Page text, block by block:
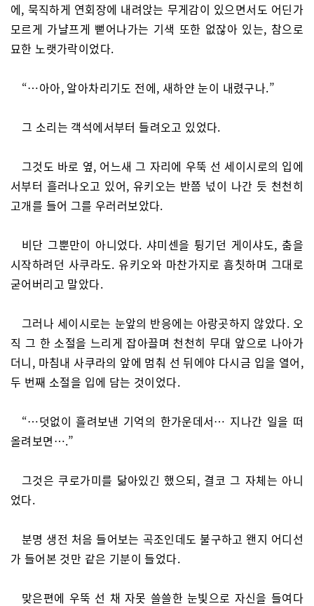
에, 묵직하게 연회장에 내려앉는 무게감이 있으면서도 어딘가
모르게 가냘프게 뻗어나가는 기색 또한 없잖아 있는, 참으로
묘한 노랫가락이었다.
“…아아, 알아차리기도 전에, 새하얀 눈이 내렸구나.”
그 소리는 객석에서부터 들려오고 있었다.
그것도 바로 옆, 어느새 그 자리에 우뚝 선 세이시로의 입에
서부터 흘러나오고 있어, 유키오는 반쯤 넋이 나간 듯 천천히
고개를 들어 그를 우러러보았다.
비단 그뿐만이 아니었다. 샤미센을 튕기던 게이샤도, 춤을
시작하려던 사쿠라도. 유키오와 마찬가지로 흠칫하며 그대로
굳어버리고 말았다.
그러나 세이시로는 눈앞의 반응에는 아랑곳하지 않았다. 오
직 그 한 소절을 느리게 잡아끌며 천천히 무대 앞으로 나아가
더니, 마침내 사쿠라의 앞에 멈춰 선 뒤에야 다시금 입을 열어,
두 번째 소절을 입에 담는 것이었다.
“…덧없이 흘려보낸 기억의 한가운데서… 지나간 일을 떠
올려보면….”
그것은 쿠로가미를 닮아있긴 했으되, 결코 그 자체는 아니
었다.
분명 생전 처음 들어보는 곡조인데도 불구하고 왠지 어디선
가 들어본 것만 같은 기분이 들었다.
맞은편에 우뚝 선 채 자못 쓸쓸한 눈빛으로 자신을 들여다